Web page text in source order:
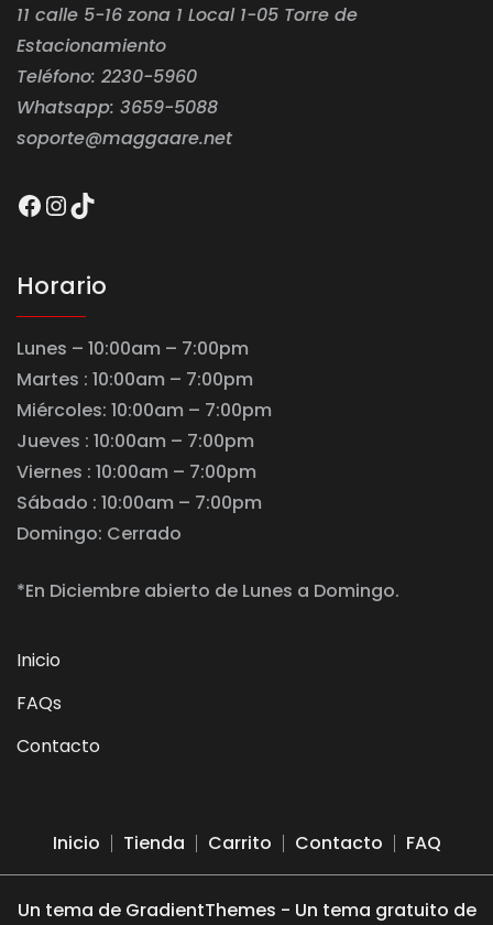
11 calle 5-16 zona 1 Local 1-05 Torre de
Estacionamiento
Teléfono: 2230-5960
Whatsapp: 3659-5088
soporte@maggaare.net
Facebook
Instagram
TikTok
Horario
Lunes – 10:00am – 7:00pm
Martes : 10:00am – 7:00pm
Miércoles: 10:00am – 7:00pm
Jueves : 10:00am – 7:00pm
Viernes : 10:00am – 7:00pm
Sábado : 10:00am – 7:00pm
Domingo: Cerrado
*En Diciembre abierto de Lunes a Domingo.
Inicio
FAQs
Contacto
Inicio Tienda Carrito Contacto FAQ
Un tema de GradientThemes - Un tema gratuito de